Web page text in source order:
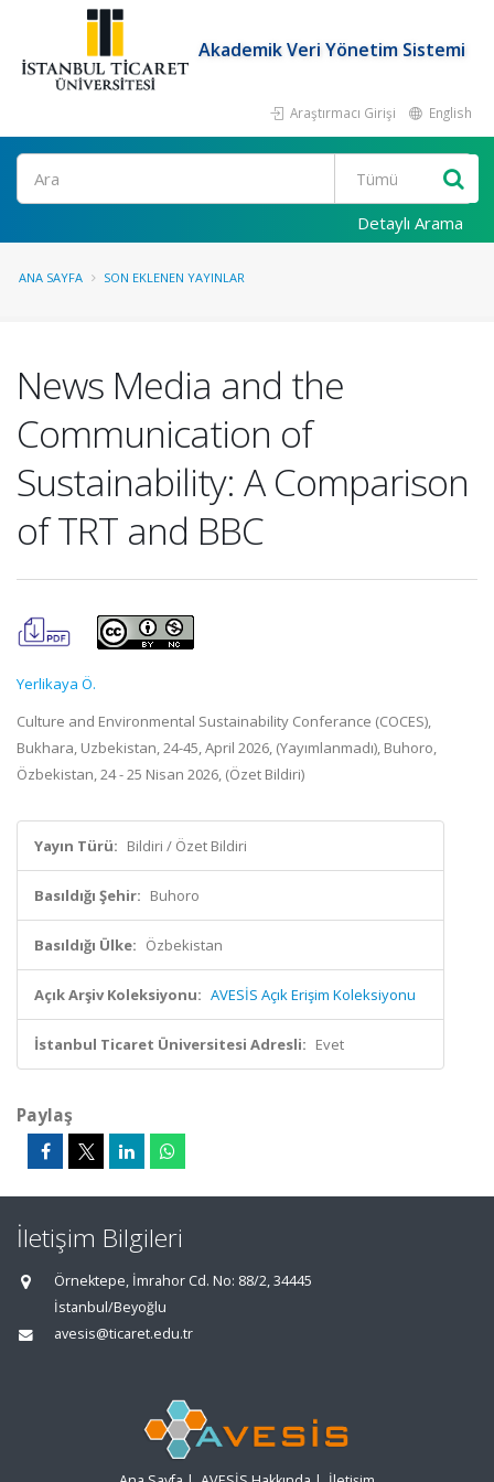
Akademik Veri Yönetim Sistemi
Araştırmacı Girişi English
Ara
Detaylı Arama
ANA SAYFA SON EKLENEN YAYINLAR
News Media and the
Communication of
Sustainability: A Comparison
of TRT and BBC
Yerlikaya Ö.
Culture and Environmental Sustainability Conferance (COCES),
Bukhara, Uzbekistan, 24-45, April 2026, (Yayımlanmadı), Buhoro,
Özbekistan, 24 - 25 Nisan 2026, (Özet Bildiri)
Yayın Türü: Bildiri / Özet Bildiri
Basıldığı Şehir: Buhoro
Basıldığı Ülke: Özbekistan
Açık Arşiv Koleksiyonu: AVESİS Açık Erişim Koleksiyonu
İstanbul Ticaret Üniversitesi Adresli: Evet
Paylaş
İletişim Bilgileri
Örnektepe, İmrahor Cd. No: 88/2, 34445
İstanbul/Beyoğlu
avesis@ticaret.edu.tr